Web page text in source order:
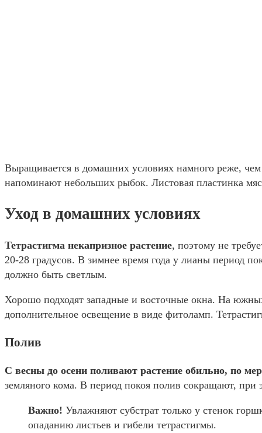
Выращивается в домашних условиях намного реже,
напоминают небольших рыбок. Листовая пластинка
Уход в домашних условиях
Тетрастигма некапризное растение, поэтому не
20-28 градусов. В зимнее время года у лианы период
должно быть светлым.
Хорошо подходят западные и восточные окна. На
дополнительное освещение в виде фитоламп.
Полив
С весны до осени поливают растение обильно, по
земляного кома. В период покоя полив сокращают, при
Важно! Увлажняют субстрат только у стенок
опаданию листьев и гибели тетрастигмы.